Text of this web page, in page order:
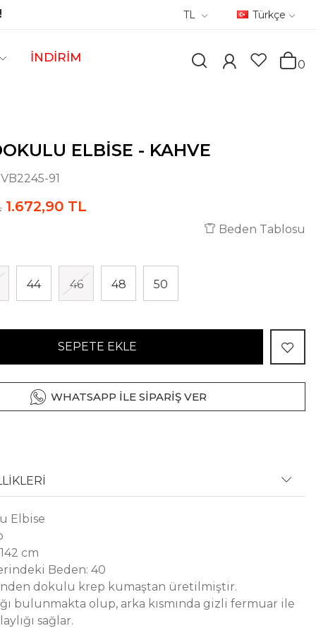
TL Türkçe
İNDİRİM
0
ELBISE - KAHVE
VB2245-91
1.672,90 TL
Beden Tablosu
44 46 48 50
SEPETE EKLE
WHATSAPP İLE SİPARİŞ VER
Elbise
cm
Beden: 40
dokulu krep kumaştan üretilmiştir.
bulunmakta olup, arka kısmında gizli fermuar ile
sağlar.